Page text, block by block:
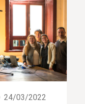
24/03/2022